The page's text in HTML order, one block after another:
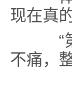
现在真
“第
不痛，